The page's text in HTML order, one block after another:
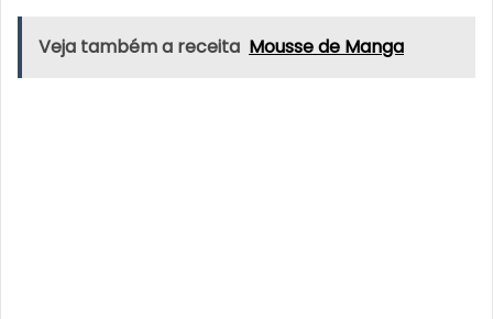
Veja também a receita Mousse de Manga